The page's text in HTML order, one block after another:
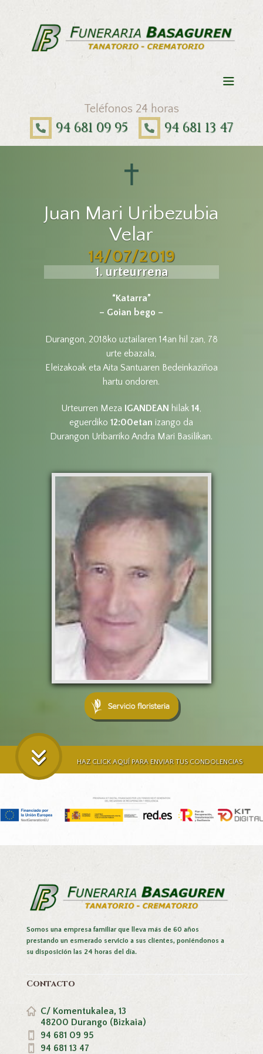
Teléfonos 24 horas
94 681 09 95 94 681 13 47
Juan Mari Uribezubia
Velar
14/07/2019
1. urteurrena
“Katarra”
– Goian bego –
Durangon, 2018ko uztailaren 14an hil zan, 78
urte ebazala,
Eleizakoak eta Aita Santuaren Bedeinkaziñoa
hartu ondoren.
Urteurren Meza IGANDEAN hilak14,
eguerdiko12:00etan izango da
Durangon Uribarriko Andra Mari Basilikan.
HAZ CLICK AQUÍ PARA ENVIAR TUS CONDOLENCIAS
Somos una empresa familiar que lleva más de 60 años
prestando un esmerado servicio a sus clientes, poniéndonos a
su disposición las 24 horas del día.
Contacto
C/ Komentukalea, 13
48200 Durango (Bizkaia)
94 681 09 95
94 681 13 47